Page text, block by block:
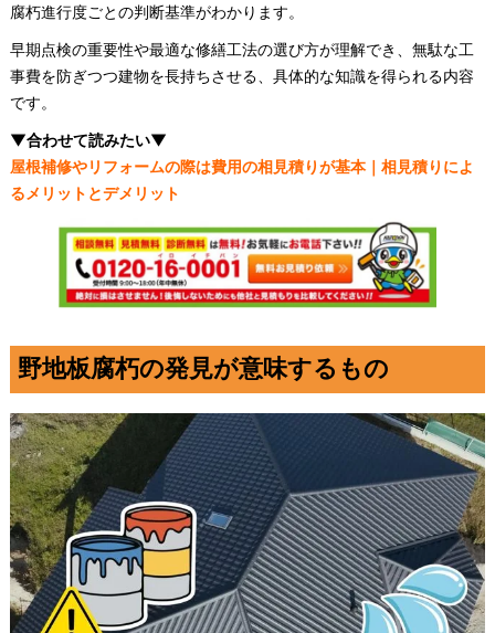
腐朽進行度ごとの判断基準がわかります。
早期点検の重要性や最適な修繕工法の選び方が理解でき、無駄な工
事費を防ぎつつ建物を長持ちさせる、具体的な知識を得られる内容
です。
▼合わせて読みたい▼
屋根補修やリフォームの際は費用の相見積りが基本｜相見積りによ
るメリットとデメリット
野地板腐朽の発見が意味するもの